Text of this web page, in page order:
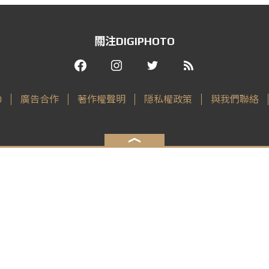
關注DIGIPHOTO
廣告合作 著作權聲明 隱私權政策 與我們聯絡